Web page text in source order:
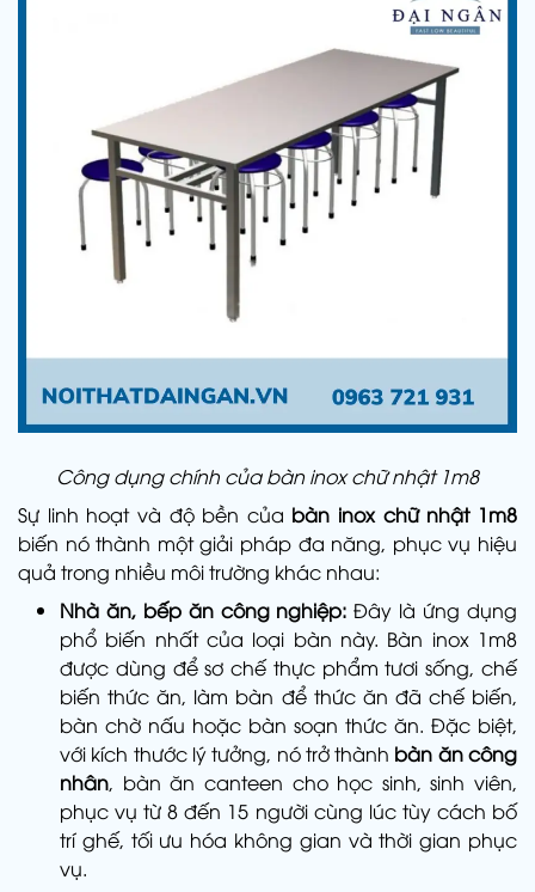
Công dụng chính của bàn inox chữ nhật 1m8
Sự linh hoạt và độ bền của bàn inox chữ nhật 1m8
biến nó thành một giải pháp đa năng, phục vụ hiệu
quả trong nhiều môi trường khác nhau:
Nhà ăn, bếp ăn công nghiệp: Đây là ứng dụng
phổ biến nhất của loại bàn này. Bàn inox 1m8
được dùng để sơ chế thực phẩm tươi sống, chế
biến thức ăn, làm bàn để thức ăn đã chế biến,
bàn chờ nấu hoặc bàn soạn thức ăn. Đặc biệt,
với kích thước lý tưởng, nó trở thành bàn ăn công
nhân, bàn ăn canteen cho học sinh, sinh viên,
phục vụ từ 8 đến 15 người cùng lúc tùy cách bố
trí ghế, tối ưu hóa không gian và thời gian phục
vụ.